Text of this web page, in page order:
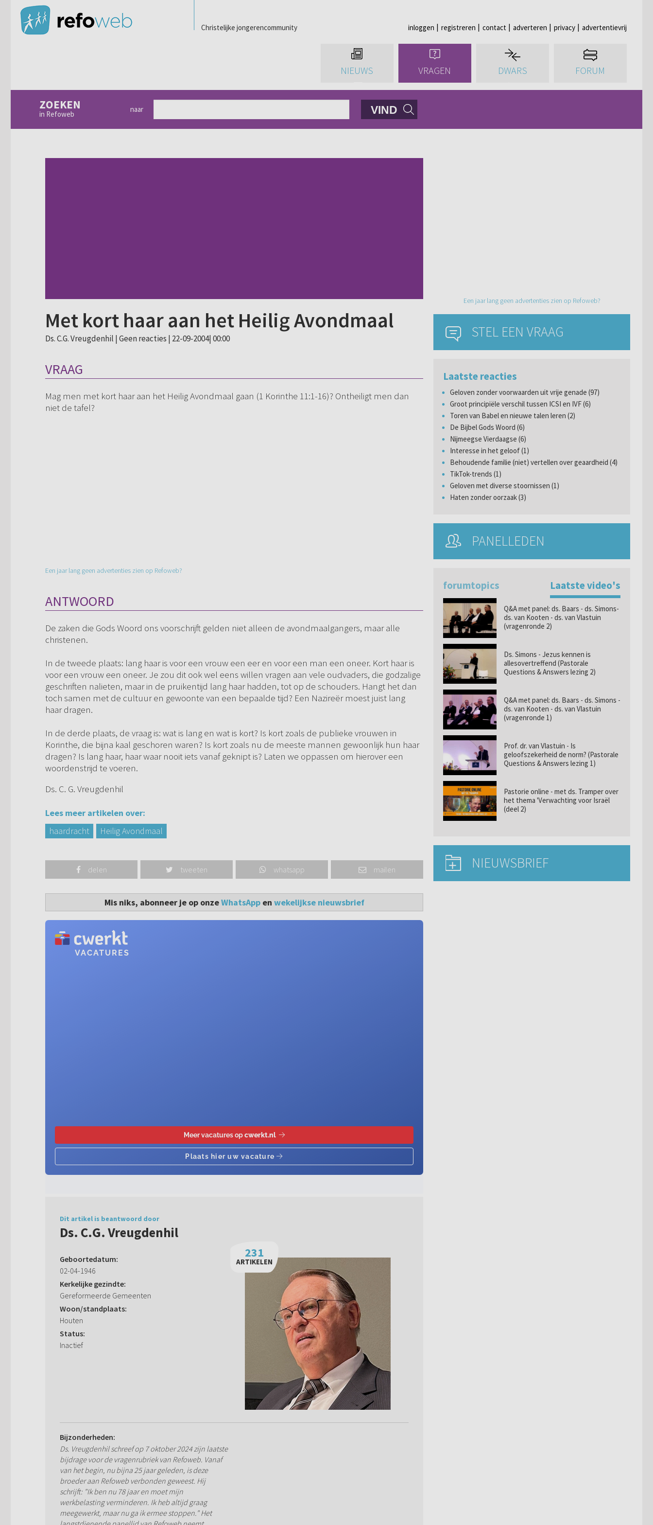
Christelijke jongerencommunity inloggen registreren contact adverteren privacy advertentievrij
NIEUWS VRAGEN DWARS FORUM
ZOEKEN
in Refoweb
naar VIND
Met kort haar aan het Heilig Avondmaal
Ds. C.G. Vreugdenhil | Geen reacties | 22-09-2004| 00:00
VRAAG
Mag men met kort haar aan het Heilig Avondmaal gaan (1 Korinthe 11:1-16)? Ontheiligt men dan
niet de tafel?
Een jaar lang geen advertenties zien op Refoweb?
ANTWOORD
De zaken die Gods Woord ons voorschrijft gelden niet alleen de avondmaalgangers, maar alle
christenen.
In de tweede plaats: lang haar is voor een vrouw een eer en voor een man een oneer. Kort haar is
voor een vrouw een oneer. Je zou dit ook wel eens willen vragen aan vele oudvaders, die godzalige
geschriften nalieten, maar in de pruikentijd lang haar hadden, tot op de schouders. Hangt het dan
toch samen met de cultuur en gewoonte van een bepaalde tijd? Een Nazireër moest juist lang
haar dragen.
In de derde plaats, de vraag is: wat is lang en wat is kort? Is kort zoals de publieke vrouwen in
Korinthe, die bijna kaal geschoren waren? Is kort zoals nu de meeste mannen gewoonlijk hun haar
dragen? Is lang haar, haar waar nooit iets vanaf geknipt is? Laten we oppassen om hierover een
woordenstrijd te voeren.
Ds. C. G. Vreugdenhil
Lees meer artikelen over:
haardracht
Heilig Avondmaal
delen tweeten whatsapp mailen
Mis niks, abonneer je op onzeWhatsAppen wekelijkse nieuwsbrief
Dit artikel is beantwoord door
Ds. C.G. Vreugdenhil
Geboortedatum:
02-04-1946
Kerkelijke gezindte:
Gereformeerde Gemeenten
Woon/standplaats:
Houten
Status:
Inactief
231
ARTIKELEN
Bijzonderheden:
Ds. Vreugdenhil schreef op 7 oktober 2024 zijn laatste
bijdrage voor de vragenrubriek van Refoweb. Vanaf
van het begin, nu bijna 25 jaar geleden, is deze
broeder aan Refoweb verbonden geweest. Hij
schrijft: "Ik ben nu 78 jaar en moet mijn
werkbelasting verminderen. Ik heb altijd graag
meegewerkt, maar nu ga ik ermee stoppen." Het
Een jaar lang geen advertenties zien op Refoweb?
STEL EEN VRAAG
Laatste reacties
Geloven zonder voorwaarden uit vrije genade (97)
Groot principiële verschil tussen ICSI en IVF (6)
Toren van Babel en nieuwe talen leren (2)
De Bijbel Gods Woord (6)
Nijmeegse Vierdaagse (6)
Interesse in het geloof (1)
Behoudende familie (niet) vertellen over geaardheid (4)
TikTok-trends (1)
Geloven met diverse stoornissen (1)
Haten zonder oorzaak (3)
PANELLEDEN
forumtopics Laatste video's
Q&A met panel: ds. Baars - ds. Simons-
ds. van Kooten - ds. van Vlastuin
(vragenronde 2)
Ds. Simons - Jezus kennen is
allesovertreffend (Pastorale
Questions & Answers lezing 2)
Q&A met panel: ds. Baars - ds. Simons -
ds. van Kooten - ds. van Vlastuin
(vragenronde 1)
Prof. dr. van Vlastuin - Is
geloofszekerheid de norm? (Pastorale
Questions & Answers lezing 1)
Pastorie online - met ds. Tramper over
het thema 'Verwachting voor Israël
(deel 2)
NIEUWSBRIEF